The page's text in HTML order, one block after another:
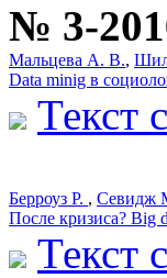
№ 3-
Мальцева А. В.,
Data minig в
Текст
Берроуз Р. , Севидж
После кризиса? Big
Текст